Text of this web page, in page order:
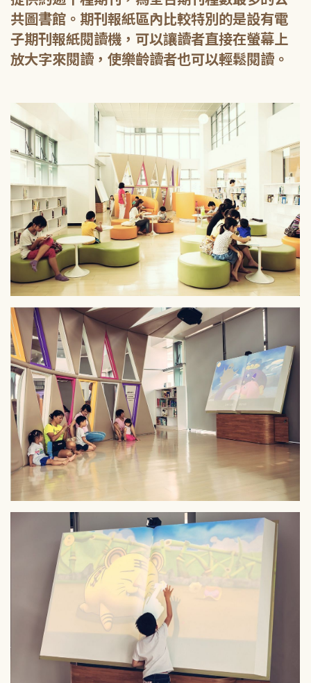
共圖書館。期刊報紙區內比較特別的是設有電
子期刊報紙閱讀機，可以讓讀者直接在螢幕上
放大字來閱讀，使樂齡讀者也可以輕鬆閱讀。